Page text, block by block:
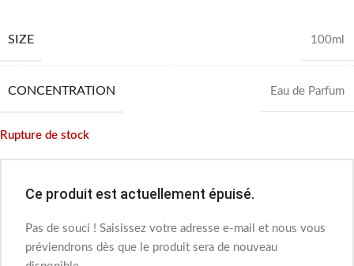
SIZE 100ml
CONCENTRATION Eau de Parfum
Rupture de stock
Ce produit est actuellement épuisé.
Pas de souci ! Saisissez votre adresse e-mail et nous vous
préviendrons dès que le produit sera de nouveau